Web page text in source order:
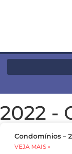
2022 -
Condomínios –
VEJA MAIS »